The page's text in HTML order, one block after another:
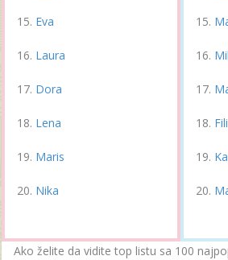
Eva
Laura
Dora
Lena
Maris
Nika
Ako želite da vidite top listu sa 100